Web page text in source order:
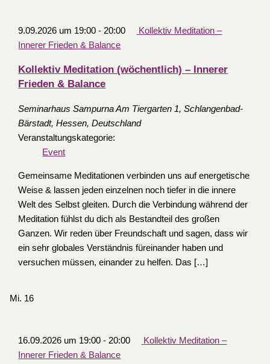
9.09.2026 um 19:00 -20:00
Kollektiv Meditation –
Innerer Frieden & Balance
Kollektiv Meditation (wöchentlich) – Innerer
Frieden & Balance
Seminarhaus SampurnaAm Tiergarten 1, Schlangenbad-
Bärstadt, Hessen, Deutschland
Veranstaltungskategorie:
Event
Gemeinsame Meditationen verbinden uns auf energetische
Weise & lassen jeden einzelnen noch tiefer in die innere
Welt des Selbst gleiten. Durch die Verbindung während der
Meditation fühlst du dich als Bestandteil des großen
Ganzen. Wir reden über Freundschaft und sagen, dass wir
ein sehr globales Verständnis füreinander haben und
versuchen müssen, einander zu helfen. Das […]
Mi. 16
16.09.2026 um 19:00 -20:00
Kollektiv Meditation –
Innerer Frieden & Balance